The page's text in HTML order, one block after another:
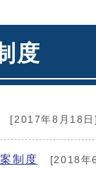
度
[2017年8月18日]
制度 [2018年